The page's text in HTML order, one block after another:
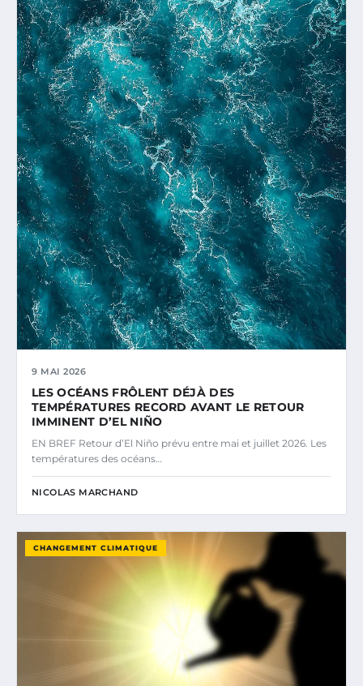
9 MAI 2026
LES OCÉANS FRÔLENT DÉJÀ DES
TEMPÉRATURES RECORD AVANT LE RETOUR
IMMINENT D’EL NIÑO
EN BREF Retour d’El Niño prévu entre mai et juillet 2026. Les
températures des océans…
NICOLAS MARCHAND
CHANGEMENT CLIMATIQUE